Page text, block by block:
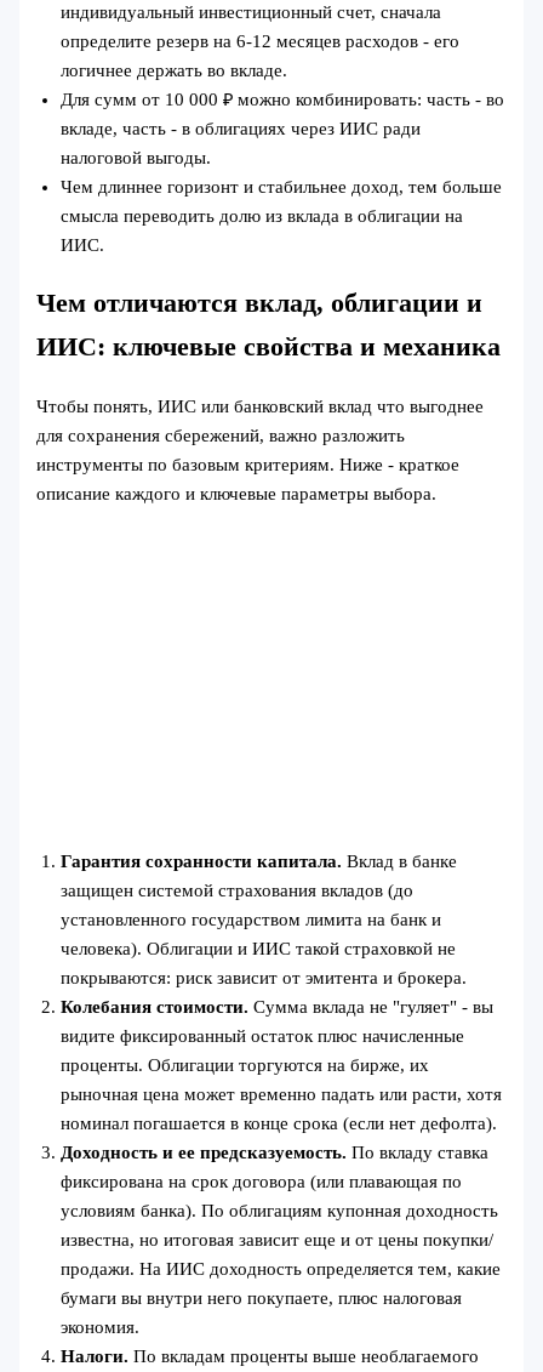
индивидуальный инвестиционный счет, сначала
определите резерв на 6-12 месяцев расходов - его
логичнее держать во вкладе.
Для сумм от 10 000 ₽ можно комбинировать: часть - во
вкладе, часть - в облигациях через ИИС ради
налоговой выгоды.
Чем длиннее горизонт и стабильнее доход, тем больше
смысла переводить долю из вклада в облигации на
ИИС.
Чем отличаются вклад, облигации и
ИИС: ключевые свойства и механика
Чтобы понять, ИИС или банковский вклад что выгоднее
для сохранения сбережений, важно разложить
инструменты по базовым критериям. Ниже - краткое
описание каждого и ключевые параметры выбора.
Гарантия сохранности капитала. Вклад в банке
защищен системой страхования вкладов (до
установленного государством лимита на банк и
человека). Облигации и ИИС такой страховкой не
покрываются: риск зависит от эмитента и брокера.
Колебания стоимости. Сумма вклада не "гуляет" - вы
видите фиксированный остаток плюс начисленные
проценты. Облигации торгуются на бирже, их
рыночная цена может временно падать или расти, хотя
номинал погашается в конце срока (если нет дефолта).
Доходность и ее предсказуемость. По вкладу ставка
фиксирована на срок договора (или плавающая по
условиям банка). По облигациям купонная доходность
известна, но итоговая зависит еще и от цены покупки/
продажи. На ИИС доходность определяется тем, какие
бумаги вы внутри него покупаете, плюс налоговая
экономия.
Налоги. По вкладам проценты выше необлагаемого